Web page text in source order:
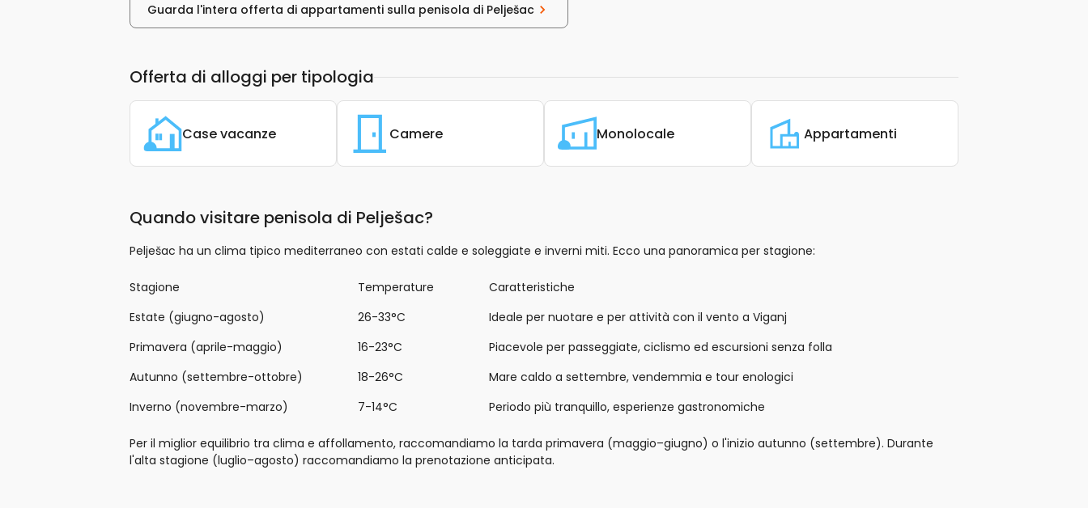
Guarda l'intera offerta di appartamenti sulla penisola di Pelješac
Offerta di alloggi per tipologia
Case vacanze Camere Monolocale Appartamenti
Quando visitare penisola di Pelješac?
Pelješac ha un clima tipico mediterraneo con estati calde e soleggiate e inverni miti. Ecco una panoramica per stagione:
Stagione Temperature
Caratteristiche
Estate (giugno-agosto)
26-33°C
Ideale per nuotare e per attività con il vento a Viganj
Primavera (aprile-maggio)
16-23°C
Piacevole per passeggiate, ciclismo ed escursioni senza folla
Autunno (settembre-ottobre)
18-26°C
Mare caldo a settembre, vendemmia e tour enologici
Inverno (novembre-marzo)
7-14°C Periodo più tranquillo, esperienze gastronomiche
Per il miglior equilibrio tra clima e affollamento, raccomandiamo la tarda primavera (maggio–giugno) o l'inizio autunno (settembre). Durante
l'alta stagione (luglio–agosto) raccomandiamo la prenotazione anticipata.